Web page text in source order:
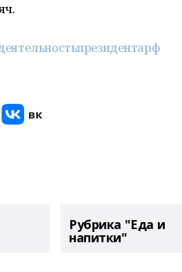
Рубрика "Еда и
напитки"